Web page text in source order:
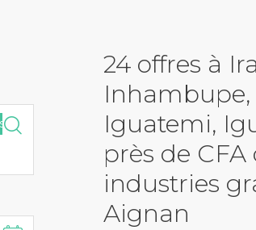
24 offres à
Inhambupe,
Iguatemi,
près de
industries
Aignan
graphiques - Mont-Saint-Aignan